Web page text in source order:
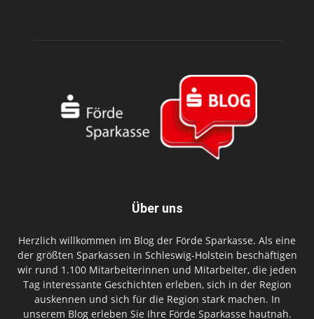
Über uns
Herzlich willkommen im Blog der Förde Sparkasse. Als eine
der größten Sparkassen in Schleswig-Holstein beschäftigen
wir rund 1.100 Mitarbeiterinnen und Mitarbeiter, die jeden
Tag interessante Geschichten erleben, sich in der Region
auskennen und sich für die Region stark machen. In
unserem Blog erleben Sie Ihre Förde Sparkasse hautnah.